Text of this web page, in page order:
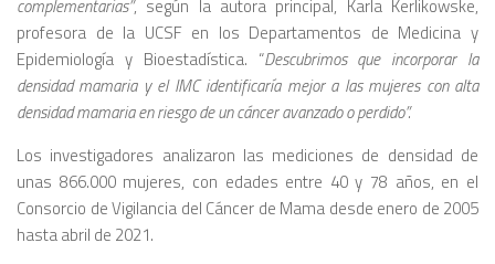
complementarias”, según la autora principal, Karla Kerlikowske,
profesora de la UCSF en los Departamentos de Medicina y
Epidemiología y Bioestadística. “Descubrimos que incorporar la
densidad mamaria y el IMC identificaría mejor a las mujeres con alta
densidad mamaria en riesgo de un cáncer avanzado o perdido”.
Los investigadores analizaron las mediciones de densidad de
unas 866.000 mujeres, con edades entre 40 y 78 años, en el
Consorcio de Vigilancia del Cáncer de Mama desde enero de 2005
hasta abril de 2021.